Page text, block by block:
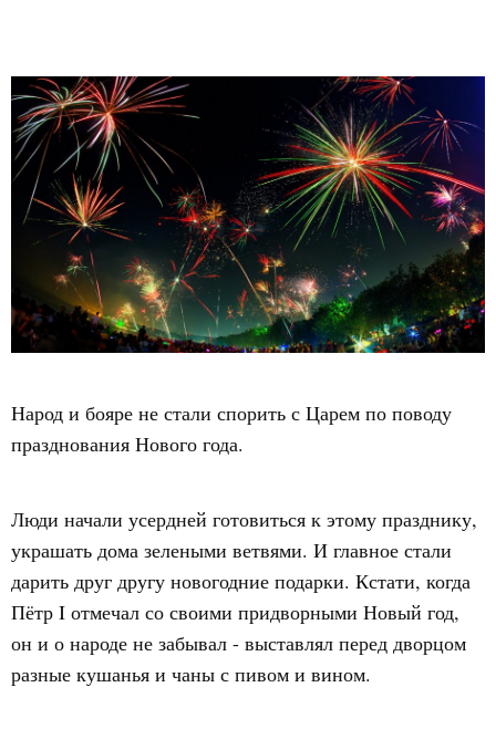
Народ и бояре не стали спорить с Царем по поводу
празднования Нового года.
Люди начали усердней готовиться к этому празднику,
украшать дома зелеными ветвями. И главное стали
дарить друг другу новогодние подарки. Кстати, когда
Пётр I отмечал со своими придворными Новый год,
он и о народе не забывал - выставлял перед дворцом
разные кушанья и чаны с пивом и вином.